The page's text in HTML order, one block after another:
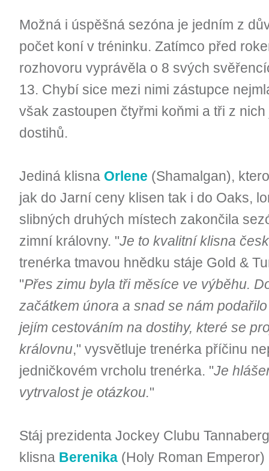
Možná i úspěšná sezóna je jedním z
počet koní v tréninku. Zatímco před
rozhovoru vyprávěla o 8 svých
13. Chybí sice mezi nimi zástupce
však zastoupen čtyřmi koňmi a tři z
dostihů.
Jediná klisna Orlene (Shamalgan),
jak do Jarní ceny klisen tak i do Oaks,
slibných druhých místech zakončila
zimní královny. "Je to kvalitní klisna
trenérka tmavou hnědku stáje Gold &
"Přes zimu byla tři měsíce ve výběhu.
začátkem února a snad se nám
jejím cestováním na dostihy, které se
královnu," vysvětluje trenérka příčinu
jedničkovém vrcholu trenérka. "Je
vytrvalost je otázkou."
Stáj prezidenta Jockey Clubu
klisna Berenika (Holy Roman